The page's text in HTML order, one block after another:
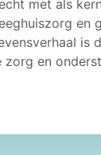
met als
en
is
en